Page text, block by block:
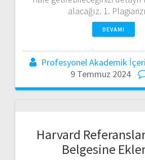
alacağız. 1.
DEVAMI
Profesyonel Akademik
9 Temmuz 2024
Harvard
Belgesine